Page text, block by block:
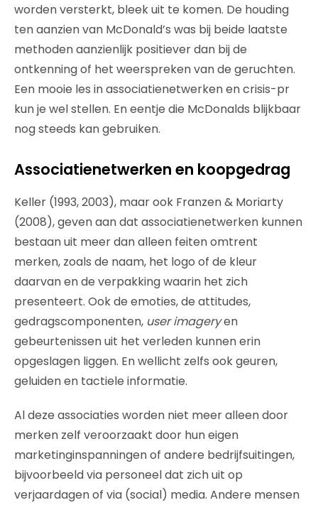
worden versterkt, bleek uit te komen. De houding
ten aanzien van McDonald’s was bij beide laatste
methoden aanzienlijk positiever dan bij de
ontkenning of het weerspreken van de geruchten.
Een mooie les in associatienetwerken en crisis-pr
kun je wel stellen. En eentje die McDonalds blijkbaar
nog steeds kan gebruiken.
Associatienetwerken en koopgedrag
Keller (1993, 2003), maar ook Franzen & Moriarty
(2008), geven aan dat associatienetwerken kunnen
bestaan uit meer dan alleen feiten omtrent
merken, zoals de naam, het logo of de kleur
daarvan en de verpakking waarin het zich
presenteert. Ook de emoties, de attitudes,
gedragscomponenten, user imageryen
gebeurtenissen uit het verleden kunnen erin
opgeslagen liggen. En wellicht zelfs ook geuren,
geluiden en tactiele informatie.
Al deze associaties worden niet meer alleen door
merken zelf veroorzaakt door hun eigen
marketinginspanningen of andere bedrijfsuitingen,
bijvoorbeeld via personeel dat zich uit op
verjaardagen of via (social) media. Andere mensen